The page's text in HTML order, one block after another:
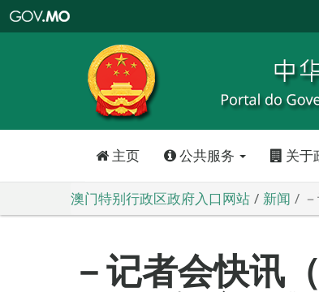
特
政
区
政
口
主页 公共服务 关于
澳门特别行政区政府入口网站 新闻
－记者会快讯